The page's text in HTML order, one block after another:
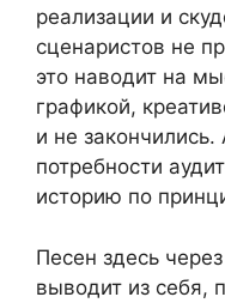
реализации и
сценаристов не
это наводит на
графикой,
и не
потребности
историю по
Песен здесь
выводит из себя,